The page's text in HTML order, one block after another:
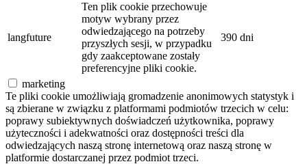
langfuture
Ten plik cookie przechowuje
motyw wybrany przez
odwiedzającego na potrzeby
przyszłych sesji, w przypadku
gdy zaakceptowane zostały
preferencyjne pliki cookie.
390 dni
marketing
Te pliki cookie umożliwiają gromadzenie anonimowych statystyk i
są zbierane w związku z platformami podmiotów trzecich w celu:
poprawy subiektywnych doświadczeń użytkownika, poprawy
użyteczności i adekwatności oraz dostępności treści dla
odwiedzających naszą stronę internetową oraz naszą stronę w
platformie dostarczanej przez podmiot trzeci.